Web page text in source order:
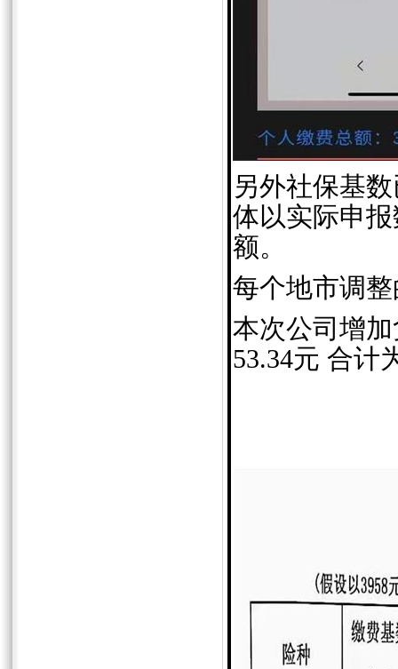
另外社保基
体以实际申
额。
每个地市调
本次公司增
53.34元 合计